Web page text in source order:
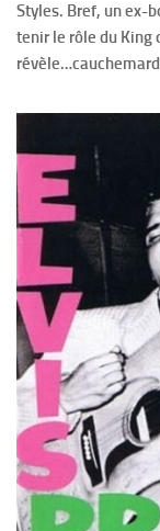
Styles. Bref, un ex-
tenir le rôle du King